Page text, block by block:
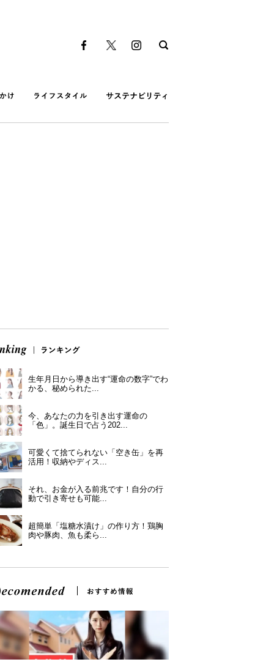
生年月日から導き出す“運命の数字”でわ
かる、秘められた...
今、あなたの力を引き出す運命の
「色」。誕生日で占う202...
可愛くて捨てられない「空き缶」を再
活用！収納やディス...
それ、お金が入る前兆です！自分の行
動で引き寄せも可能...
超簡単「塩糖水漬け」の作り方！鶏胸
肉や豚肉、魚も柔ら...